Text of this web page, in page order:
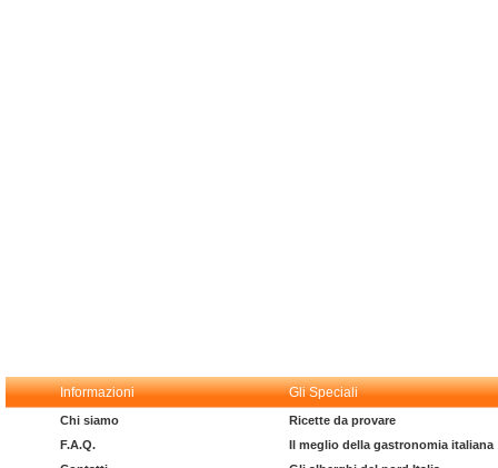
Informazioni Gli Speciali
Chi siamo
F.A.Q.
Ricette da provare
Il meglio della gastronomia italiana